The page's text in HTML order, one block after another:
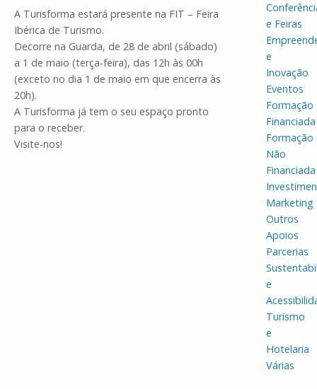
A Turisforma estará presente na FIT – Feira
Ibérica de Turismo.
Decorre na Guarda, de 28 de abril (sábado)
a 1 de maio (terça-feira), das 12h às 00h
(exceto no dia 1 de maio em que encerra às
20h).
A Turisforma já tem o seu espaço pronto
para o receber.
Visite-nos!
e Feiras
e
Inovação
Eventos
Formação
Financiada
Formação
Não
Financiada
Marketing
Outros
Apoios
Parcerias
e
Turismo
e
Hotelaria
Várias